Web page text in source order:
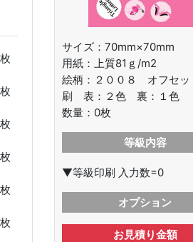
枚
枚
枚
枚
枚
枚
サイズ：70mm×70mm
用紙：上質81ｇ/m2
絵柄： ２００８ オフセッ
刷 表：２色 裏：１色
数量： 0枚
等級内容
▼等級印刷 入力数=0
オプション
お見積り金額